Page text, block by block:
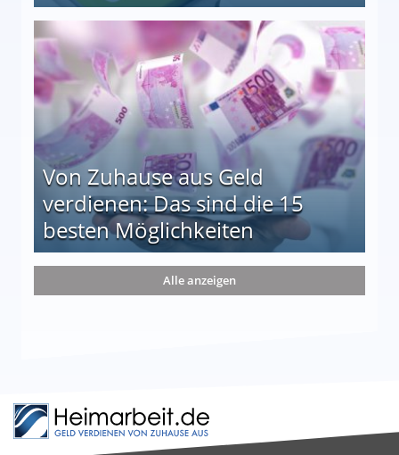
auf einen Blick
Von Zuhause aus Geld
verdienen: Das sind die 15
besten Möglichkeiten
die 15 besten Möglichkeiten
Alle anzeigen